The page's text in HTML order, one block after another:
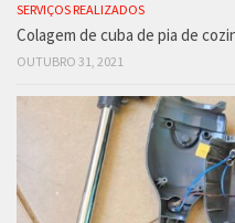
SERVIÇOS REALIZADOS
Colagem de cuba de pia de
OUTUBRO 31, 2021